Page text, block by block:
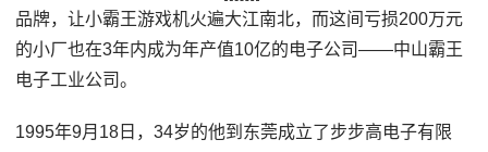
品牌，让小霸王游戏机火遍大江南北，而这间亏损200万元
的小厂也在3年内成为年产值10亿的电子公司——中山霸王
电子工业公司。
1995年9月18日，34岁的他到东莞成立了步步高电子有限